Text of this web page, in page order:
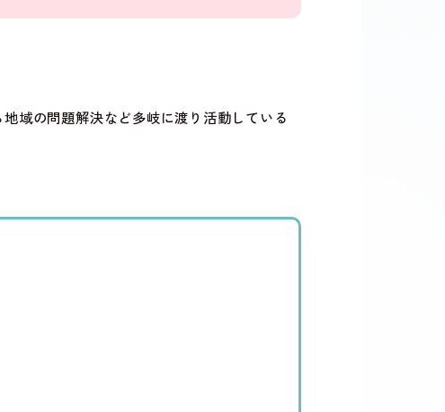
域の問題解決など多岐に渡り活動している